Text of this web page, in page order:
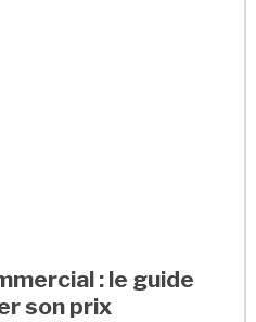
: le guide
son prix